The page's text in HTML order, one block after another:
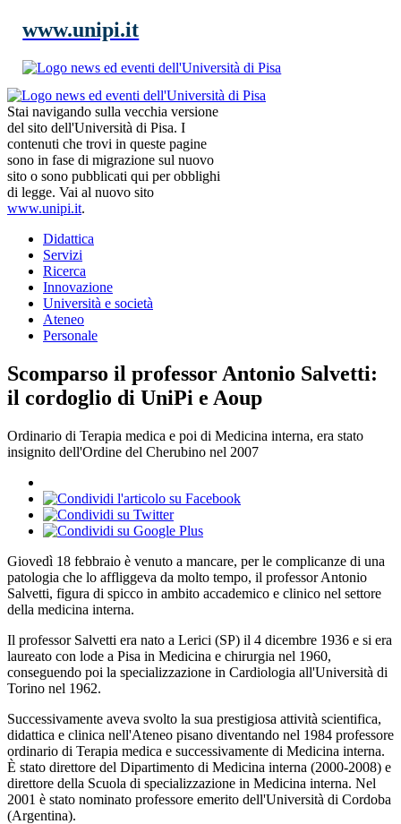
www.unipi.it
Stai navigando sulla vecchia versione
del sito dell'Università di Pisa. I
contenuti che trovi in queste pagine
sono in fase di migrazione sul nuovo
sito o sono pubblicati qui per obblighi
di legge. Vai al nuovo sito
www.unipi.it.
Didattica
Servizi
Ricerca
Innovazione
Università e società
Ateneo
Personale
Scomparso il professor Antonio Salvetti:
il cordoglio di UniPi e Aoup
Ordinario di Terapia medica e poi di Medicina interna, era stato
insignito dell'Ordine del Cherubino nel 2007
Giovedì 18 febbraio è venuto a mancare, per le complicanze di una
patologia che lo affliggeva da molto tempo, il professor Antonio
Salvetti, figura di spicco in ambito accademico e clinico nel settore
della medicina interna.
Il professor Salvetti era nato a Lerici (SP) il 4 dicembre 1936 e si era
laureato con lode a Pisa in Medicina e chirurgia nel 1960,
conseguendo poi la specializzazione in Cardiologia all'Università di
Torino nel 1962.
Successivamente aveva svolto la sua prestigiosa attività scientifica,
didattica e clinica nell'Ateneo pisano diventando nel 1984 professore
ordinario di Terapia medica e successivamente di Medicina interna.
È stato direttore del Dipartimento di Medicina interna (2000-2008) e
direttore della Scuola di specializzazione in Medicina interna. Nel
2001 è stato nominato professore emerito dell'Università di Cordoba
(Argentina).